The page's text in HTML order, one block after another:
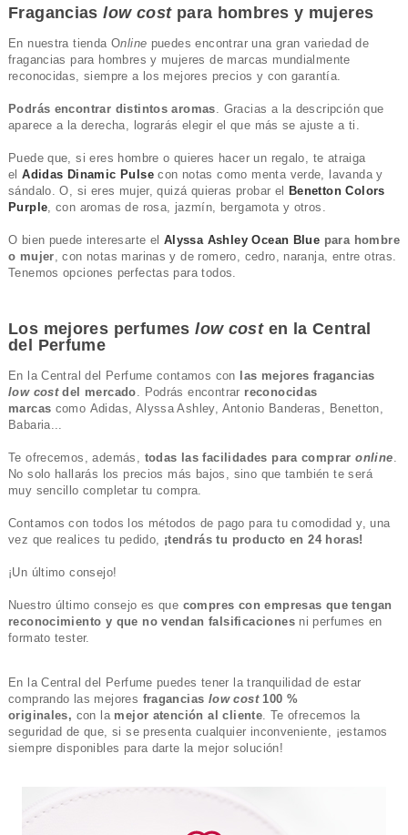
Fraganciaslow costpara hombres y mujeres
En nuestra tienda Online puedes encontrar una gran variedad de
fragancias para hombres y mujeres de marcas mundialmente
reconocidas, siempre a los mejores precios y con garantía.
Podrás encontrar distintos aromas. Gracias a la descripción que
aparece a la derecha, lograrás elegir el que más se ajuste a ti.
Puede que, si eres hombre o quieres hacer un regalo, te atraiga
elAdidas Dinamic Pulsecon notas como menta verde, lavanda y
sándalo. O, si eres mujer, quizá quieras probar el
Benetton Colors
Purple, con aromas de rosa, jazmín, bergamota y otros.
O bien puede interesarte el Alyssa Ashley Ocean Blue para hombre
o mujer, con notas marinas y de romero, cedro, naranja, entre otras.
Tenemos opciones perfectas para todos.
Los mejores perfumeslow costen la Central
del Perfume
En la Central del Perfume contamos con las mejores fragancias
low costdel mercado. Podrás encontrar reconocidas
marcas como Adidas, Alyssa Ashley, Antonio Banderas, Benetton,
Babaria...
Te ofrecemos, además, todas las facilidades para compraronline.
No solo hallarás los precios más bajos, sino que también te será
muy sencillo completar tu compra.
Contamos con todos los métodos de pago para tu comodidad y, una
vez que realices tu pedido, ¡tendrás tu producto en 24 horas!
¡Un último consejo!
Nuestro último consejo es que compres con empresas que tengan
reconocimiento y que no vendan falsificacionesni perfumes en
formato tester.
En la Central del Perfume puedes tener la tranquilidad de estar
comprando las mejores fragancias low cost100 %
originales, con la mejor atención al cliente. Te ofrecemos la
seguridad de que, si se presenta cualquier inconveniente, ¡estamos
siempre disponibles para darte la mejor solución!